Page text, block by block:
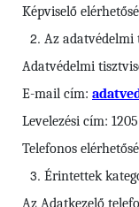
Képviselő
Az adatvédelmi
Adatvédelmi
E-mail cím:
Levelezési cím:
Telefonos
Érintettek
Az Adatkezelő